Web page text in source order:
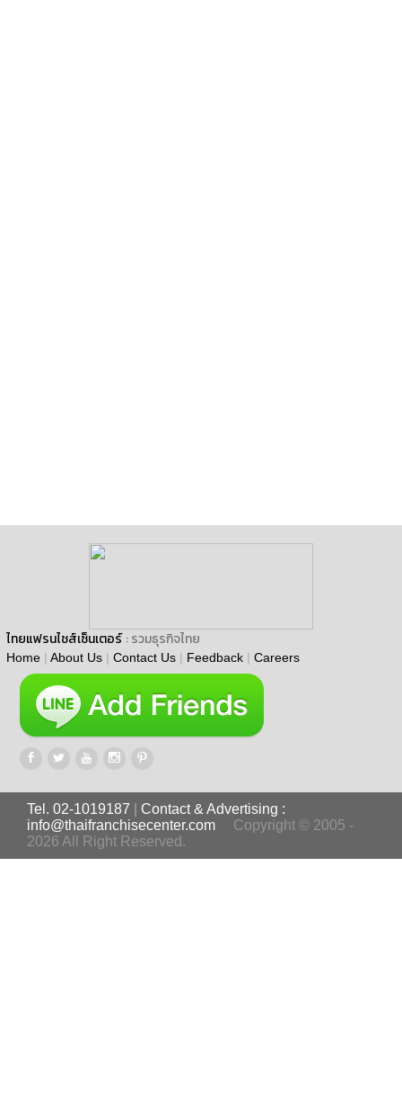
ไทยแฟรนไชส์เซ็นเตอร์ : รวมธุรกิจไทย
Home | About Us | Contact Us | Feedback | Careers
Tel. 02-1019187
Contact & Advertising :
info@thaifranchisecenter.com
Copyright © 2005 -
2026 All Right Reserved.